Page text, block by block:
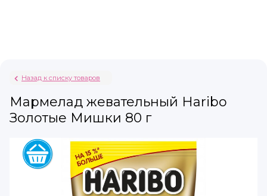
Назад к списку товаров
Мармелад жевательный Haribo
Золотые Мишки 80 г